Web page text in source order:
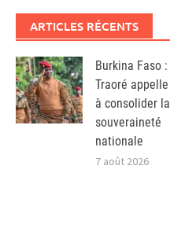
ARTICLES RÉCENTS
Burkina Faso :
Traoré appelle
à consolider la
souveraineté
nationale
7 août 2026